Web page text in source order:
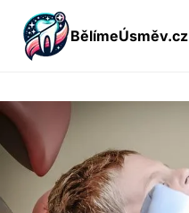
Přeskočit
obsah
BělímeÚsměv.cz